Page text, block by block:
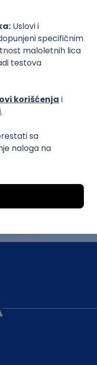
Osnovne stipendije
Master stipendije
Politika privatnosti